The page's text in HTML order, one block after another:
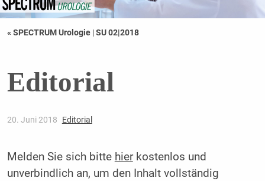
« SPECTRUM Urologie |SU 02|2018
Editorial
20. Juni 2018 Editorial
Melden Sie sich bitte hierkostenlos und
unverbindlich an, um den Inhalt vollständig